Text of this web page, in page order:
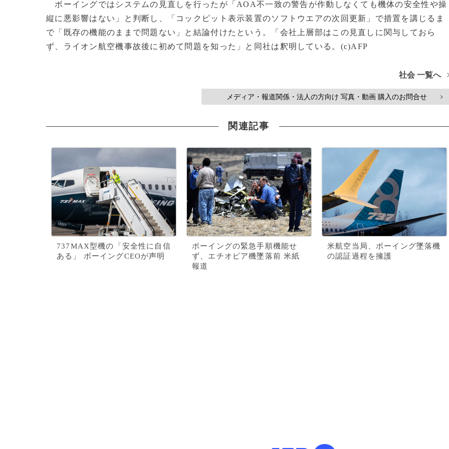
ボーイングではシステムの見直しを行ったが「AOA不一致の警告が作動しなくても機体の安全性や操
縦に悪影響はない」と判断し、「コックピット表示装置のソフトウエアの次回更新」で措置を講じるま
で「既存の機能のままで問題ない」と結論付けたという。「会社上層部はこの見直しに関与しておら
ず、ライオン航空機事故後に初めて問題を知った」と同社は釈明している。(c)AFP
社会 一覧へ
メディア・報道関係・法人の方向け 写真・動画 購入のお問合せ >
関連記事
737MAX型機の「安全性に自信
ある」 ボーイングCEOが声明
ボーイングの緊急手順機能せ
ず、エチオピア機墜落前 米紙
報道
米航空当局、ボーイング墜落機
の認証過程を擁護